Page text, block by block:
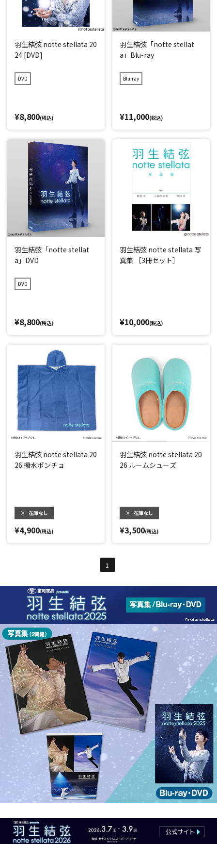
羽生結弦 notte stellata 20
24 [DVD]
DVD
¥8,800(税込)
羽生結弦「notte stellat
a」Blu-ray
Blu-ray
¥11,000(税込)
羽生結弦「notte stellat
a」DVD
DVD
¥8,800(税込)
羽生結弦 notte stellata 写
真集 ［3冊セット］
¥10,000(税込)
羽生結弦 notte stellata 20
26 撥水ポンチョ
× 在庫なし
¥4,900(税込)
羽生結弦 notte stellata 20
26 ルームシューズ
× 在庫なし
¥3,500(税込)
1